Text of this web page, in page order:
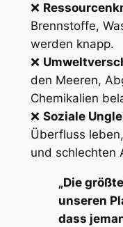
❌
Brennstoffe,
werden knapp.
❌
den Meeren,
Chemikalien
❌ Soziale
Überfluss
und schlechten
„Die
unseren
dass